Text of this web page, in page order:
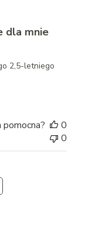
dla mnie
2,5-letniego
pomocna?
0
0